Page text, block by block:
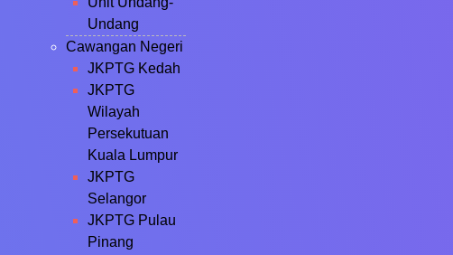
Undang
Cawangan Negeri
JKPTG Kedah
JKPTG
Wilayah
Persekutuan
Kuala Lumpur
JKPTG
Selangor
JKPTG Pulau
Pinang